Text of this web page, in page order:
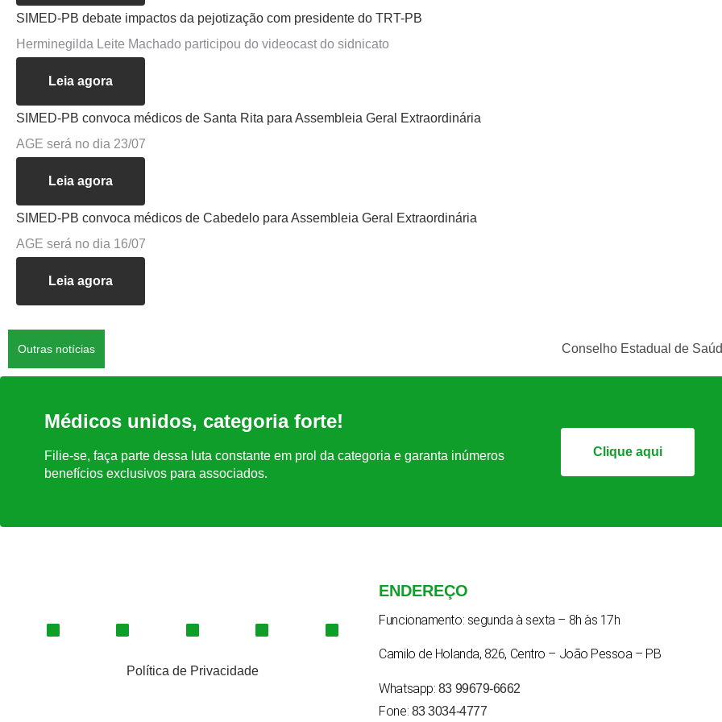
SIMED-PB debate impactos da pejotização com presidente do TRT-PB
Herminegilda Leite Machado participou do videocast do sidnicato
Leia agora
SIMED-PB convoca médicos de Santa Rita para Assembleia Geral Extraordinária
AGE será no dia 23/07
Leia agora
SIMED-PB convoca médicos de Cabedelo para Assembleia Geral Extraordinária
AGE será no dia 16/07
Leia agora
Outras notícias Conselho Estadual de Saúde recomenda que Governo do Estado faça reposição salarial de profissionais
Médicos unidos, categoria forte!
Filie-se, faça parte dessa luta constante em prol da categoria e garanta inúmeros
benefícios exclusivos para associados.
Clique aqui
Política de Privacidade
ENDEREÇO
Funcionamento: segunda à sexta – 8h às 17h
Camilo de Holanda, 826, Centro – João Pessoa – PB
Whatsapp: 83 99679-6662
Fone: 83 3034-4777